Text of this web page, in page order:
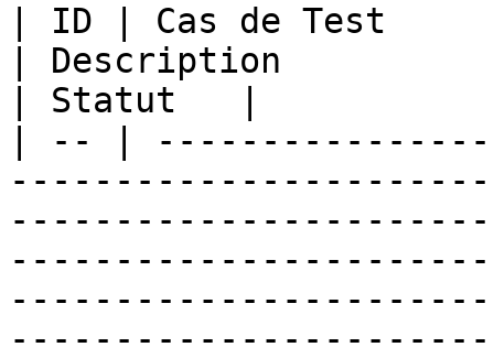
| ID | Cas de Test
| Description
| Statut   |
| -- |